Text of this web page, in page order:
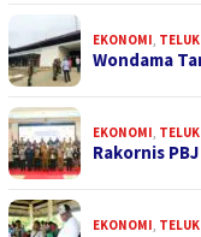
EKONOMI
Wondama
EKONOMI
Rakornis
EKONOMI